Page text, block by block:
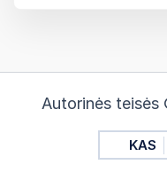
Autorinės
KAS